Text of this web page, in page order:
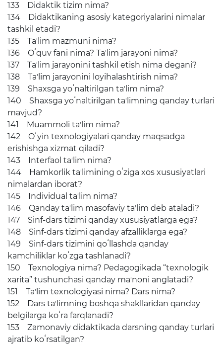
133 Didaktik tizim nima?
134 Didaktikaning asosiy kategoriyalarini nimalar
tashkil etadi?
135 Taʼlim mazmuni nima?
136 Oʻquv fani nima? Taʼlim jarayoni nima?
137 Taʼlim jarayonini tashkil etish nima degani?
138 Taʼlim jarayonini loyihalashtirish nima?
139 Shaxsga yoʻnaltirilgan taʼlim nima?
140 Shaxsga yoʻnaltirilgan taʼlimning qanday turlari
mavjud?
141 Muammoli taʼlim nima?
142 Oʻyin texnologiyalari qanday maqsadga
erishishga xizmat qiladi?
143 Interfaol taʼlim nima?
144 Hamkorlik taʼlimining oʻziga xos xususiyatlari
nimalardan iborat?
145 Individual taʼlim nima?
146 Qanday taʼlim masofaviy taʼlim deb ataladi?
147 Sinf-dars tizimi qanday xususiyatlarga ega?
148 Sinf-dars tizimi qanday afzalliklarga ega?
149 Sinf-dars tizimini qoʻllashda qanday
kamchiliklar koʻzga tashlanadi?
150 Texnologiya nima? Pedagogikada “texnologik
xarita” tushunchasi qanday maʼnoni anglatadi?
151 Taʼlim texnologiyasi nima? Dars nima?
152 Dars taʼlimning boshqa shakllaridan qanday
belgilarga koʻra farqlanadi?
153 Zamonaviy didaktikada darsning qanday turlari
ajratib koʻrsatilgan?